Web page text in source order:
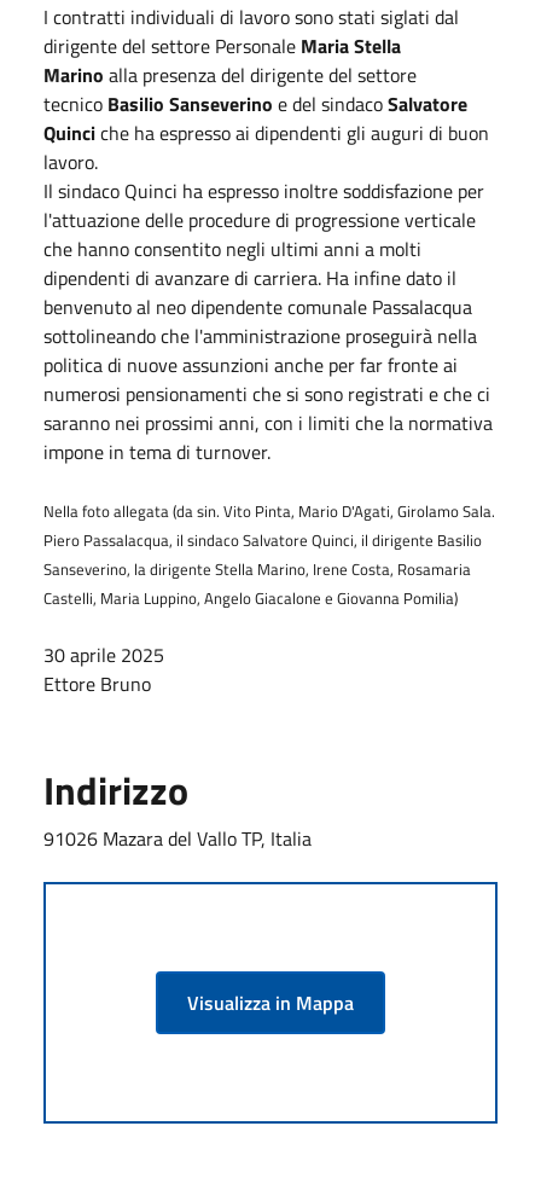
I contratti individuali di lavoro sono stati siglati dal
dirigente del settore Personale Maria Stella
Marino alla presenza del dirigente del settore
tecnico Basilio Sanseverino e del sindacoSalvatore
Quinciche ha espresso ai dipendenti gli auguri di buon
lavoro.
Il sindaco Quinci ha espresso inoltre soddisfazione per
l'attuazione delle procedure di progressione verticale
che hanno consentito negli ultimi anni a molti
dipendenti di avanzare di carriera. Ha infine dato il
benvenuto al neo dipendente comunale Passalacqua
sottolineando che l'amministrazione proseguirà nella
politica di nuove assunzioni anche per far fronte ai
numerosi pensionamenti che si sono registrati e che ci
saranno nei prossimi anni, con i limiti che la normativa
impone in tema di turnover.
Nella foto allegata (da sin. Vito Pinta, Mario D'Agati, Girolamo Sala.
Piero Passalacqua, il sindaco Salvatore Quinci, il dirigente Basilio
Sanseverino, la dirigente Stella Marino, Irene Costa, Rosamaria
Castelli, Maria Luppino, Angelo Giacalone e Giovanna Pomilia)
30 aprile 2025
Ettore Bruno
Indirizzo
91026 Mazara del Vallo TP, Italia
Visualizza in Mappa